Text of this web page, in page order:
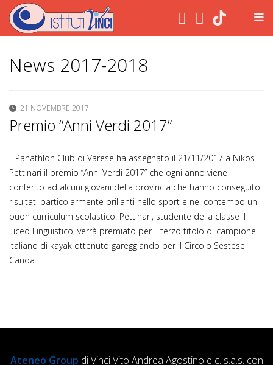
.
News 2017-2018
21 NOVEMBRE 2017
Premio “Anni Verdi 2017”
Il Panathlon Club di Varese ha assegnato il 21/11/2017 a Nikos
Pettinari il premio “Anni Verdi 2017” che ogni anno viene
conferito ad alcuni giovani della provincia che hanno conseguito
risultati particolarmente brillanti nello sport e nel contempo un
buon curriculum scolastico. Pettinari, studente della classe II
Liceo Linguistico, verrà premiato per il terzo titolo di campione
italiano di kayak ottenuto gareggiando per il Circolo Sestese
Canoa.
Ateneo Group di Vinci Vito Andrea Agostino e c. s.a.s. con